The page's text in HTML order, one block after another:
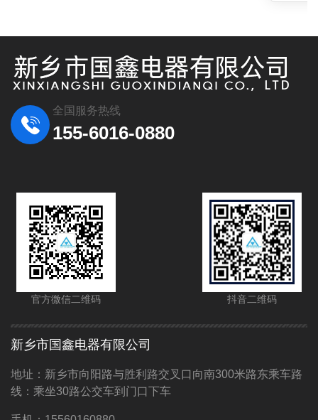
地水
全国服务热线
155-6016-0880
官方微信二维码 抖音二维码
新乡市国鑫电器有限公司
地址：新乡市向阳路与胜利路交叉口向南300米路东乘车路
线：乘坐30路公交车到门口下车